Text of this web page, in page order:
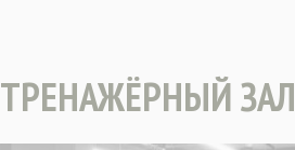
ТРЕНАЖЁРНЫЙ ЗАЛ